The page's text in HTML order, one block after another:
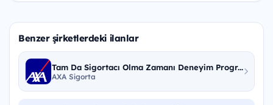
Benzer şirketlerdeki ilanlar
Tam Da Sigortacı Olma Zamanı Deneyim Progr...
AXA Sigorta